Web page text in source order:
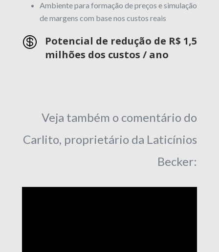
Ambiente para formação de preços e simulação
de margens com base nos custos reais

Potencial de redução de R$ 1,5
milhões dos custos / ano
Veja também o comentário do
Carlito, proprietário da Laticínios
Becker: